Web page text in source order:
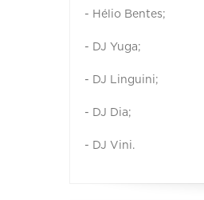
- Hélio Bentes;
- DJ Yuga;
- DJ Linguini;
- DJ Dia;
- DJ Vini.